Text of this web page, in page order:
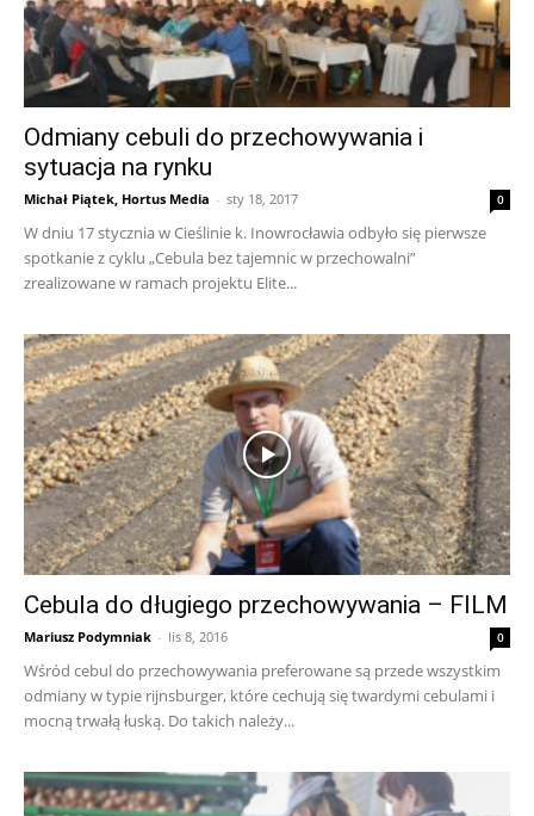
Odmiany cebuli do przechowywania i
sytuacja na rynku
Michał Piątek, Hortus Media - sty 18, 2017 0
W dniu 17 stycznia w Cieślinie k. Inowrocławia odbyło się pierwsze
spotkanie z cyklu „Cebula bez tajemnic w przechowalni”
zrealizowane w ramach projektu Elite...
Cebula do długiego przechowywania – FILM
Mariusz Podymniak - lis 8, 2016 0
Wśród cebul do przechowywania preferowane są przede wszystkim
odmiany w typie rijnsburger, które cechują się twardymi cebulami i
mocną trwałą łuską. Do takich należy...